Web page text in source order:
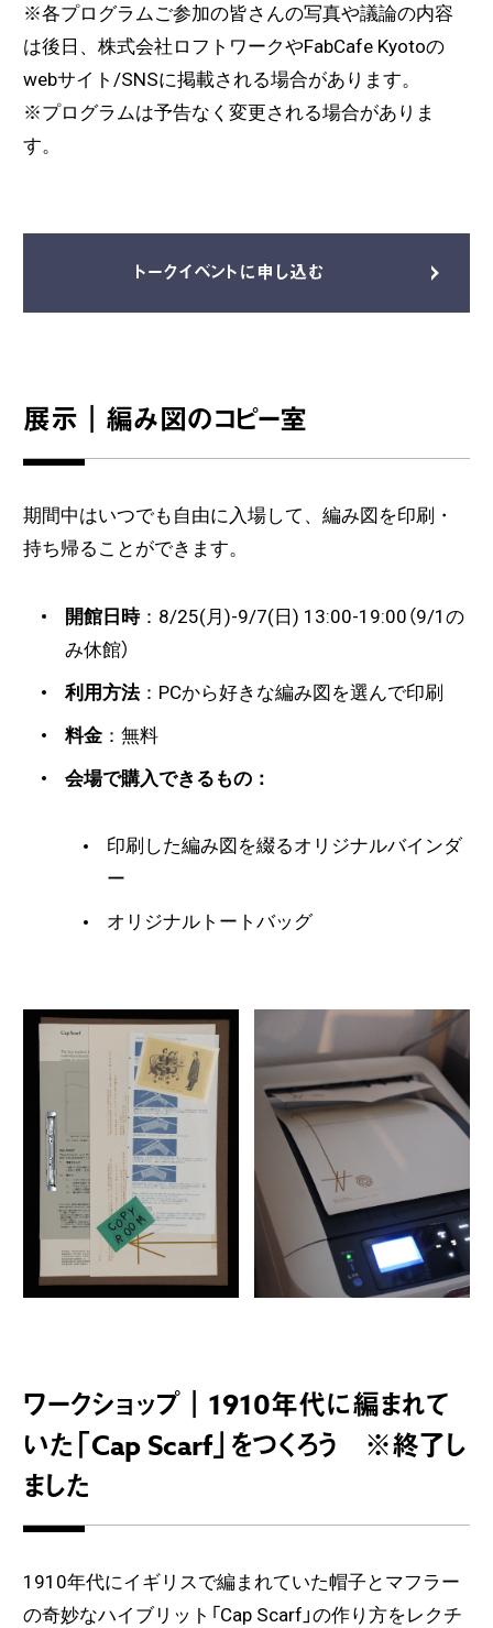
※各プログラムご参加の皆さんの写真や議論の内容
は後日、株式会社ロフトワークやFabCafe Kyotoの
webサイト/SNSに掲載される場合があります。
※プログラムは予告なく変更される場合がありま
す。
トークイベントに申し込む
展示｜編み図のコピー室
期間中はいつでも自由に入場して、編み図を印刷・
持ち帰ることができます。
開館日時：8/25(月)-9/7(日) 13:00-19:00（9/1の
み休館）
利用方法：PCから好きな編み図を選んで印刷
料金：無料
会場で購入できるもの：
印刷した編み図を綴るオリジナルバインダ
ー
オリジナルトートバッグ
ワークショップ｜1910年代に編まれて
いた「Cap Scarf」をつくろう ※終了し
ました
1910年代にイギリスで編まれていた帽子とマフラー
の奇妙なハイブリット「Cap Scarf」の作り方をレクチ